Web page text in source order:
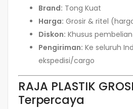
Brand: Tong Kuat
Harga: Grosir & ritel
Diskon: Khusus
Pengiriman: Ke seluruh
ekspedisi/cargo
RAJA PLASTIK
Terpercaya